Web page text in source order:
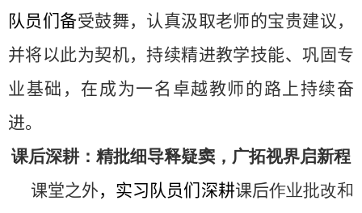
队员们备受鼓舞，认真汲取老师的宝贵建议，
并将以此为契机，持续精进教学技能、巩固专
业基础，在成为一名卓越教师的路上持续奋
进。
课后深耕：精批细导释疑窦，广拓视界启新程
课堂之外， 实习队员们 深耕课后作业批改和